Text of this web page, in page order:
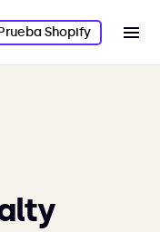
Shopify